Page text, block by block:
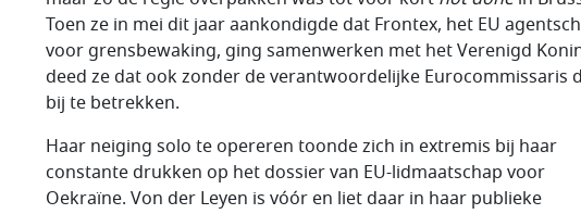
Toen ze in mei dit jaar aankondigde dat Frontex, het EU
voor grensbewaking, ging samenwerken met het Verenigd
deed ze dat ook zonder de verantwoordelijke Eurocommissaris
bij te betrekken.
Haar neiging solo te opereren toonde zich in extremis bij haar
constante drukken op het dossier van EU-lidmaatschap voor
Oekraïne. Von der Leyen is vóór en liet daar in haar publieke